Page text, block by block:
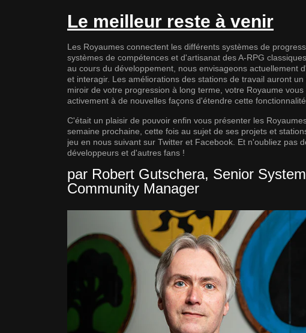
Le meilleur reste à venir
Les Royaumes connectent les différents systèmes de
systèmes de compétences et d'artisanat des A-RPG
au cours du développement, nous envisageons actuellement
et interagir. Les améliorations des stations de travail auront
miroir de votre progression à long terme, votre Royaume
activement à de nouvelles façons d'étendre cette
C'était un plaisir de pouvoir enfin vous présenter les
semaine prochaine, cette fois au sujet de ses projets et
jeu en nous suivant sur Twitter et Facebook. Et n'oubliez pas
développeurs et d'autres fans !
par Robert Gutschera, Senior
Community Manager